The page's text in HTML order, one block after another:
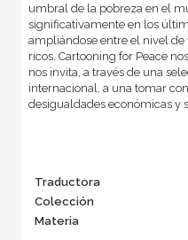
umbral de la pobreza en el
significativamente en los
ampliándose entre el nivel de
ricos. Cartooning for Peace
nos invita, a través de una
internacional, a una tomar
desigualdades económicas y
Traductora
Colección
Materia